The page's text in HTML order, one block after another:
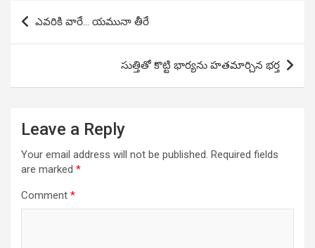
Post
navigation
ఎవరికి వారే… యమునా తీరే
సుత్తితో కొట్టి భార్యను హతమార్చిన భర్త
Leave a Reply
Your email address will not be published. Required fields
are marked *
Comment *